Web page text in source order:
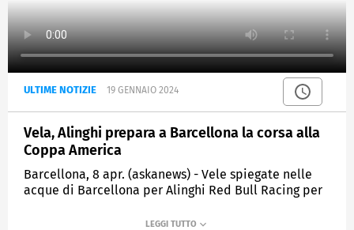
ULTIME NOTIZIE 19 GENNAIO 2024
Vela, Alinghi prepara a Barcellona la corsa alla
Coppa America
Barcellona, 8 apr. (askanews) - Vele spiegate nelle
acque di Barcellona per Alinghi Red Bull Racing per
2024. L'AC 75 del team elvetico di Ernesto Bertarelli,